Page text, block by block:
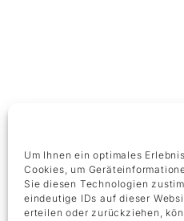
Um Ihnen ein optimales
Cookies, um
Sie diesen Technologien
eindeutige IDs auf dieser
erteilen oder zurückziehen,
Montag – Freitag
Samstag 10:00 –
KONTAKT
+49 69 97 14 71 0